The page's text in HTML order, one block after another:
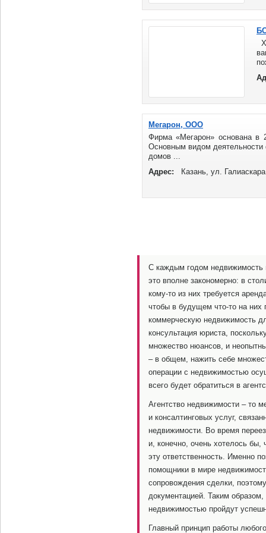
Мегарон, ООО
Фирма «Мегарон» основана в
Основным видом
домов ...
Адрес:
Казань, ул.
С каждым годом недвижимость
это вполне закономерно: в
кому-то из них требуется
чтобы в будущем что-то на них
коммерческую недвижимость
консультация юриста,
множество нюансов, и
– в общем, нажить себе
операции с недвижимостью
всего будет обратиться в
Агентство недвижимости – то
и консалтинговых услуг,
недвижимости. Во время
и, конечно, очень хотелось бы,
эту ответственность. Именно
помощники в мире
сопровождения сделки,
документацией. Таким
недвижимостью пройдут
Главный принцип работы